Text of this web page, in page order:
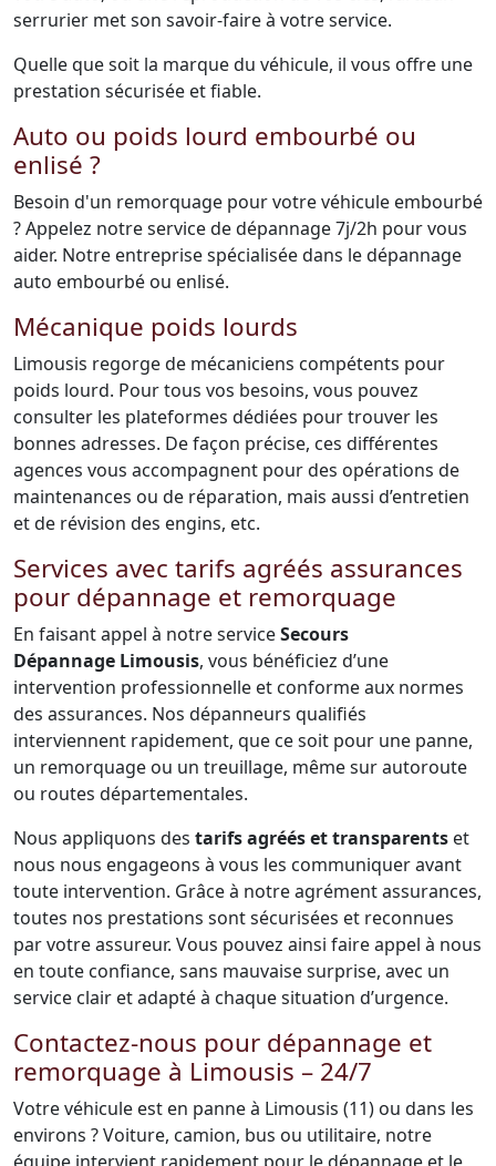
serrurier met son savoir-faire à votre service.
Quelle que soit la marque du véhicule, il vous offre une
prestation sécurisée et fiable.
Auto ou poids lourd embourbé ou
enlisé ?
Besoin d'un remorquage pour votre véhicule embourbé
? Appelez notre service de dépannage 7j/2h pour vous
aider. Notre entreprise spécialisée dans le dépannage
auto embourbé ou enlisé.
Mécanique poids lourds
Limousis regorge de mécaniciens compétents pour
poids lourd. Pour tous vos besoins, vous pouvez
consulter les plateformes dédiées pour trouver les
bonnes adresses. De façon précise, ces différentes
agences vous accompagnent pour des opérations de
maintenances ou de réparation, mais aussi d’entretien
et de révision des engins, etc.
Services avec tarifs agréés assurances
pour dépannage et remorquage
En faisant appel à notre serviceSecours
Dépannage Limousis, vous bénéficiez d’une
intervention professionnelle et conforme aux normes
des assurances. Nos dépanneurs qualifiés
interviennent rapidement, que ce soit pour une panne,
un remorquage ou un treuillage, même sur autoroute
ou routes départementales.
Nous appliquons des tarifs agréés et transparents et
nous nous engageons à vous les communiquer avant
toute intervention. Grâce à notre agrément assurances,
toutes nos prestations sont sécurisées et reconnues
par votre assureur. Vous pouvez ainsi faire appel à nous
en toute confiance, sans mauvaise surprise, avec un
service clair et adapté à chaque situation d’urgence.
Contactez-nous pour dépannage et
remorquage à Limousis – 24/7
Votre véhicule est en panne à Limousis (11) ou dans les
environs ? Voiture, camion, bus ou utilitaire, notre